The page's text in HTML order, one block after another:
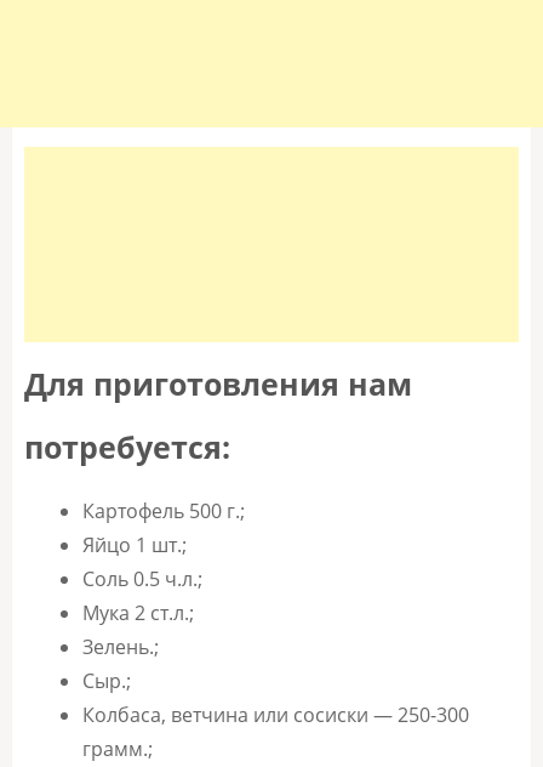
Для приготовления нам
потребуется:
Картофель 500 г.;
Яйцо 1 шт.;
Соль 0.5 ч.л.;
Мука 2 ст.л.;
Зелень.;
Сыр.;
Колбаса, ветчина или сосиски — 250-300
грамм.;